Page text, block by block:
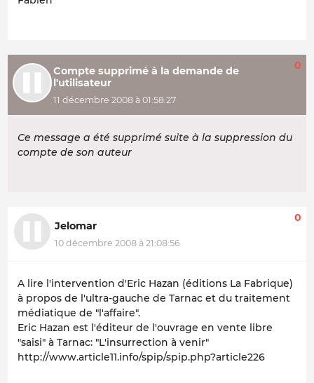
Compte supprimé à la demande de
l'utilisateur
11 décembre 2008 à 01:58:27
0
Ce message a été supprimé suite à la suppression du
compte de son auteur
Jelomar
10 décembre 2008 à 21:08:56
0
A lire l'intervention d'Eric Hazan (éditions La Fabrique)
à propos de l'ultra-gauche de Tarnac et du traitement
médiatique de "l'affaire".
Eric Hazan est l'éditeur de l'ouvrage en vente libre
"saisi" à Tarnac: "L'insurrection à venir"
http://www.article11.info/spip/spip.php?article226